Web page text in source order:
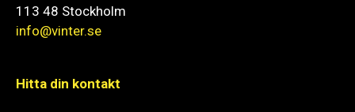
113 48 Stockholm
info@vinter.se
Hitta din kontakt